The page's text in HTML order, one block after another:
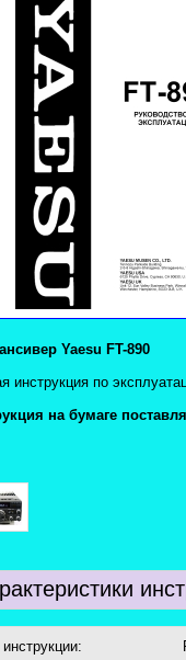
Yaesu FT-890
инструкция по
на бумаге